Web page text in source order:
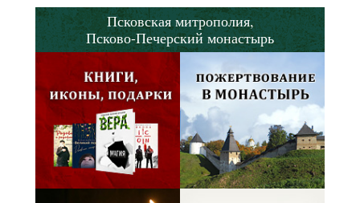
Псковская митрополия,
Псково-Печерский монастырь